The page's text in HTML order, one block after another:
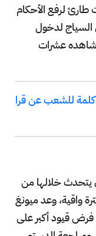
طارئ لرفع الأحكام
السياج لدخول
عشرات
كلمة للشعب عن قرا
يتحدث خلالها من
واقية، وعد ميونغ
قيود أكبر على